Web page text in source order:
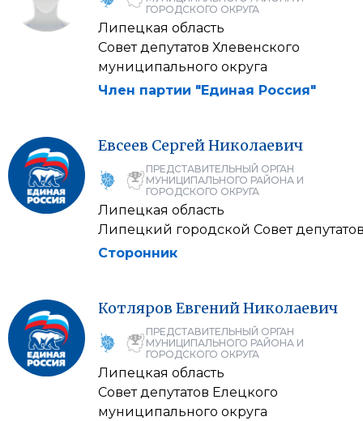
ГОРОДСКОГО ОКРУГА
Липецкая область
Совет депутатов Хлевенского
муниципального округа
Член партии "Единая Россия"
Евсеев СергейНиколаевич
ПРЕДСТАВИТЕЛЬНЫЙ ОРГАН
МУНИЦИПАЛЬНОГО РАЙОНА И
ГОРОДСКОГО ОКРУГА
Липецкая область
Липецкий городской Совет
Сторонник
Котляров ЕвгенийНиколаевич
ПРЕДСТАВИТЕЛЬНЫЙ ОРГАН
МУНИЦИПАЛЬНОГО РАЙОНА И
ГОРОДСКОГО ОКРУГА
Липецкая область
Совет депутатов Елецкого
муниципального округа